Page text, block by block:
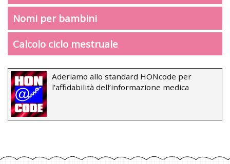
Nomi per bambini
Calcolo ciclo mestruale
Aderiamo allo standard HONcode per
l’affidabilità dell’informazione medica